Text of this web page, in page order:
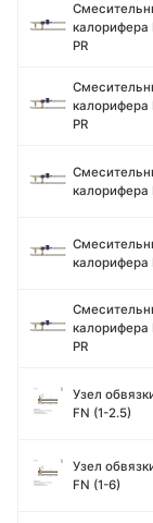
калорифера
PR
калорифера
PR
калорифера
калорифера
калорифера
PR
Узел
FN (1-2.5)
Узел
FN (1-6)